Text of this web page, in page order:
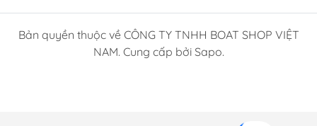
Bản quyền thuộc về CÔNG TY TNHH BOAT SHOP VIỆT
NAM. Cung cấp bởi Sapo.